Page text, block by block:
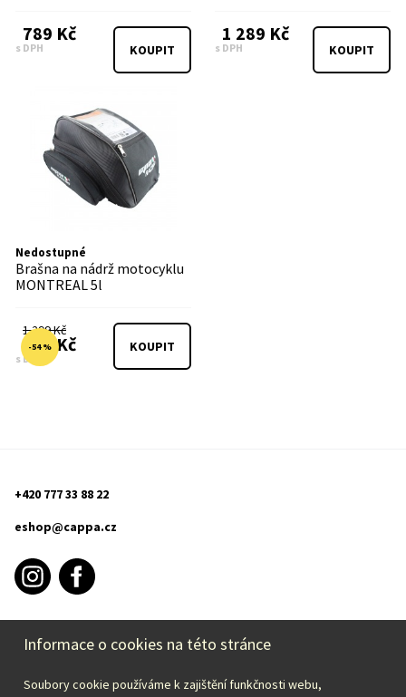
789 Kč
s DPH KOUPIT
1 289 Kč
s DPH KOUPIT
Nedostupné
Brašna na nádrž motocyklu
MONTREAL 5l
1 299 Kč
599 Kč
-54 %
s DPH
KOUPIT
+420 777 33 88 22
eshop@cappa.cz
INFORMACE O NÁKUPU
Informace o cookies na této stránce
Soubory cookie používáme k zajištění funkčnosti webu,